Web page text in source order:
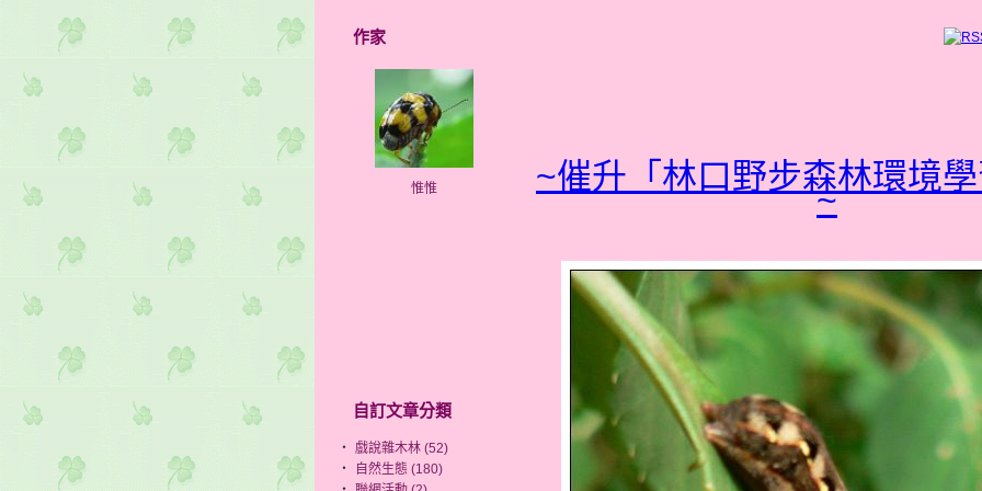
作家
惟惟
自訂文章分類
‧ 戲說雜木林 (52)
‧
自然生態 (180)
~催升「林口野步森林環境
~